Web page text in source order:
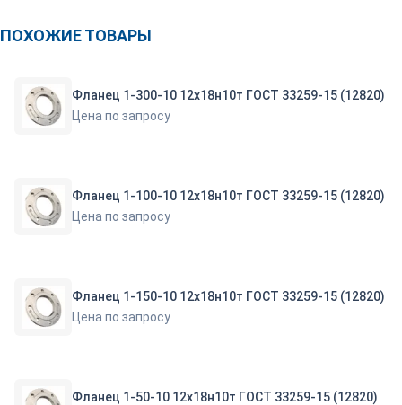
ПОХОЖИЕ ТОВАРЫ
Фланец 1-300-10 12х18н10т ГОСТ 33259-15 (12820)
Цена по запросу
Фланец 1-100-10 12х18н10т ГОСТ 33259-15 (12820)
Цена по запросу
Фланец 1-150-10 12х18н10т ГОСТ 33259-15 (12820)
Цена по запросу
Фланец 1-50-10 12х18н10т ГОСТ 33259-15 (12820)